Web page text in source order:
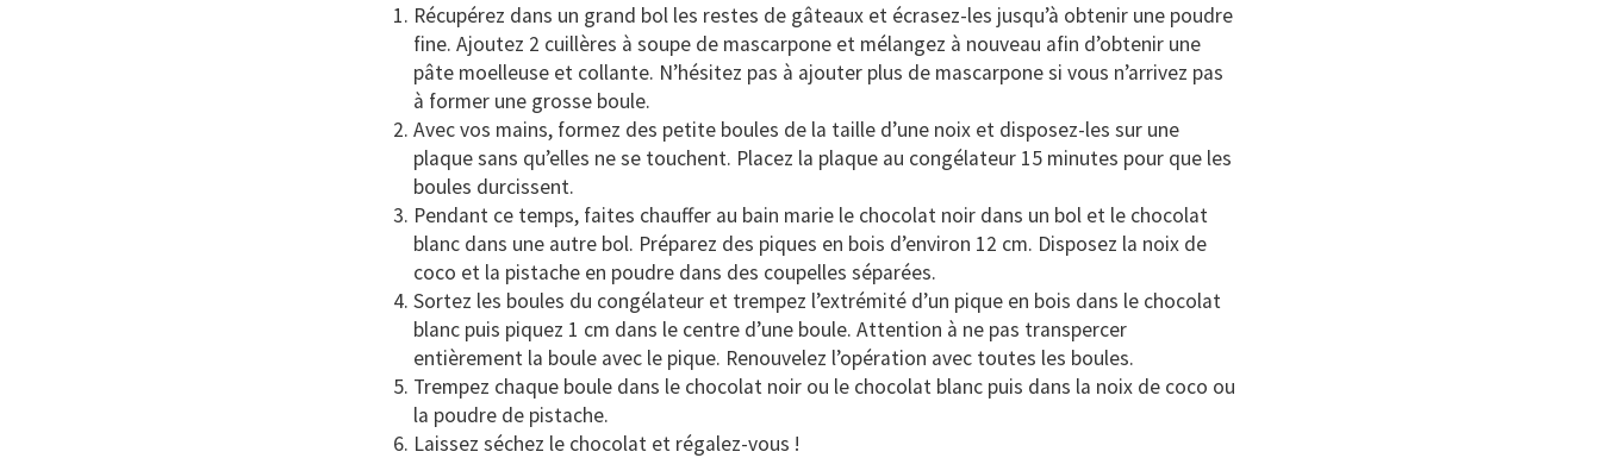
Récupérez dans un grand bol les restes de gâteaux et écrasez-les jusqu’à obtenir une poudre
fine. Ajoutez 2 cuillères à soupe de mascarpone et mélangez à nouveau afin d’obtenir une
pâte moelleuse et collante. N’hésitez pas à ajouter plus de mascarpone si vous n’arrivez pas
à former une grosse boule.
Avec vos mains, formez des petite boules de la taille d’une noix et disposez-les sur une
plaque sans qu’elles ne se touchent. Placez la plaque au congélateur 15 minutes pour que les
boules durcissent.
Pendant ce temps, faites chauffer au bain marie le chocolat noir dans un bol et le chocolat
blanc dans une autre bol. Préparez des piques en bois d’environ 12 cm. Disposez la noix de
coco et la pistache en poudre dans des coupelles séparées.
Sortez les boules du congélateur et trempez l’extrémité d’un pique en bois dans le chocolat
blanc puis piquez 1 cm dans le centre d’une boule. Attention à ne pas transpercer
entièrement la boule avec le pique. Renouvelez l’opération avec toutes les boules.
Trempez chaque boule dans le chocolat noir ou le chocolat blanc puis dans la noix de coco ou
la poudre de pistache.
Laissez séchez le chocolat et régalez-vous !